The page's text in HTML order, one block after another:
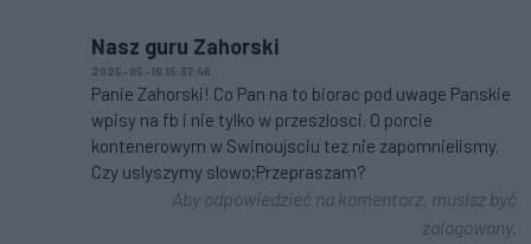
Nasz guru Zahorski
2025-05-16 15:37:46
Panie Zahorski! Co Pan na to biorac pod uwage Panskie
wpisy na fb i nie tylko w przeszlosci. O porcie
kontenerowym w Swinoujsciu tez nie zapomnielismy.
Czy uslyszymy slowo;Przepraszam?
Aby odpowiedzieć na komentarz, musisz być
zalogowany.